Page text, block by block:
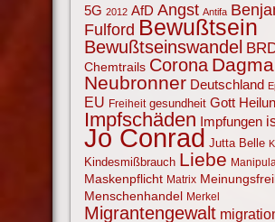
5G 2012 AfD Angst Antifa
Fulford Bewußtsein
Bewußtseinswandel
Chemtrails Corona
Neubronner Deutschland
EU Freiheit gesundheit Gott
Impfschäden Impfungen
Jo Conrad Jutta Belle KI
Kindesmißbrauch Liebe
Maskenpflicht Matrix
Menschenhandel Merkel
Migrantengewalt